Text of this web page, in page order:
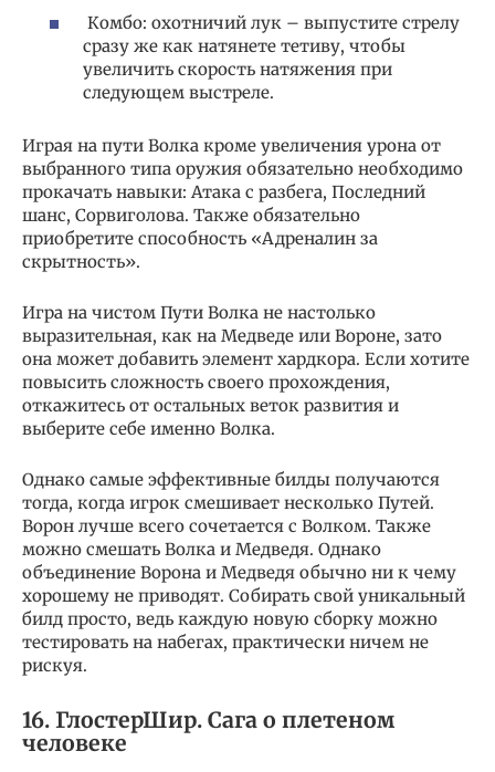
Комбо: охотничий лук – выпустите стрелу
сразу же как натянете тетиву, чтобы
увеличить скорость натяжения при
следующем выстреле.
Играя на пути Волка кроме увеличения урона от
выбранного типа оружия обязательно необходимо
прокачать навыки: Атака с разбега, Последний
шанс, Сорвиголова. Также обязательно
приобретите способность «Адреналин за
скрытность».
Игра на чистом Пути Волка не настолько
выразительная, как на Медведе или Вороне, зато
она может добавить элемент хардкора. Если хотите
повысить сложность своего прохождения,
откажитесь от остальных веток развития и
выберите себе именно Волка.
Однако самые эффективные билды получаются
тогда, когда игрок смешивает несколько Путей.
Ворон лучше всего сочетается с Волком. Также
можно смешать Волка и Медведя. Однако
объединение Ворона и Медведя обычно ни к чему
хорошему не приводят. Собирать свой уникальный
билд просто, ведь каждую новую сборку можно
тестировать на набегах, практически ничем не
рискуя.
16. ГлостерШир. Сага о плетеном
человеке